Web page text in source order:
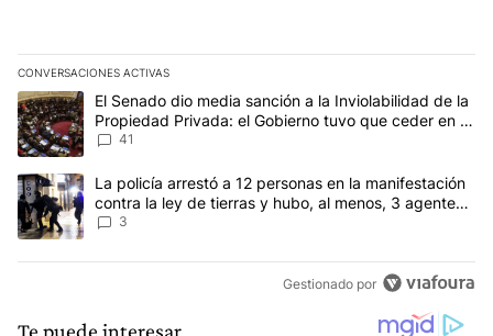
CONVERSACIONES ACTIVAS
Este listado muestra los artículos con más comentarios en los
Un artículo de tendencia con el título "El Senado dio media
El Senado dio media sanción a la Inviolabilidad de la
Propiedad Privada: el Gobierno tuvo que ceder en la
Ley del Manejo del Fuego
41
Un artículo de tendencia con el título "La policía arrestó a 12
La policía arrestó a 12 personas en la manifestación
contra la ley de tierras y hubo, al menos, 3 agentes
heridos
3
Gestionado por